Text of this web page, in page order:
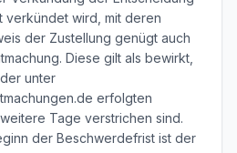
verkündet wird, mit deren
der Zustellung genügt auch
Diese gilt als bewirkt,
unter
erfolgten
Tage verstrichen sind.
der Beschwerdefrist ist der